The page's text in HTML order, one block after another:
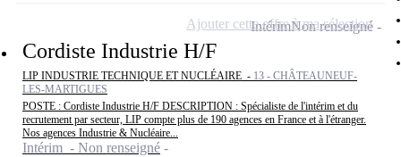
Cordiste Industrie H/F
LIP INDUSTRIE TECHNIQUE ET NUCLÉAIRE - 13 - CHÂTEAUNEUF-
LES-MARTIGUES
POSTE : Cordiste Industrie H/F DESCRIPTION : Spécialiste de l'intérim et du
recrutement par secteur, LIP compte plus de 190 agences en France et à l'étranger.
Nos agences Industrie & Nucléaire...
Intérim - Non renseigné
IntérimNon renseigné
Ajouter cette offre à ma sélection